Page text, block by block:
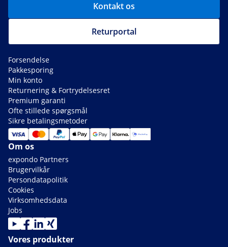
Kontakt os
Returportal
Forsendelse
Pakkesporing
Min konto
Returnering & Fortrydelsesret
Premium garanti
Ofte stillede spørgsmål
Sikre betalingsmetoder
Om os
expondo Partners
Brugervilkår
Persondatapolitik
Cookies
Virksomhedsdata
Jobs
Vores produkter